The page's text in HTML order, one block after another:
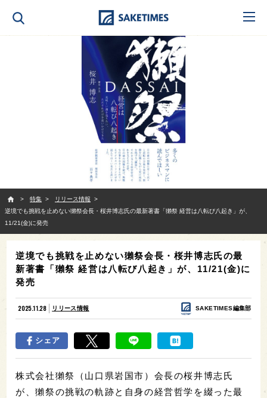
特集
リリース情報
逆境でも挑戦を止めない獺祭会長・桜井博志氏の最新著書「獺祭 経営は八転び八起き」が、
11/21(金)に発売
逆境でも挑戦を止めない獺祭会長・桜井博志氏の最
新著書「獺祭 経営は八転び八起き」が、11/21(金)に
発売
2025.11.28 リリース情報 SAKETIMES編集部
シェア
株式会社獺祭（山口県岩国市）会長の桜井博志氏
が、獺祭の挑戦の軌跡と自身の経営哲学を綴った最